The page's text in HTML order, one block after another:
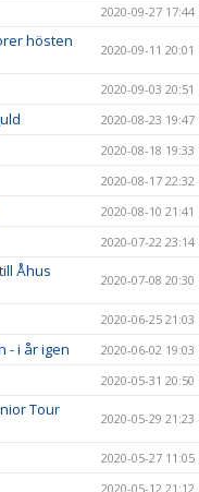
2020-09-27 17:44
hösten
2020-09-11 20:01
2020-09-03 20:51
2020-08-23 19:47
2020-08-18 19:33
2020-08-17 22:32
2020-08-10 21:41
2020-07-22 23:14
Åhus
2020-07-08 20:30
2020-06-25 21:03
- i år igen 2020-06-02 19:03
2020-05-31 20:50
Tour
2020-05-29 21:23
2020-05-27 11:05
2020-05-12 21:12